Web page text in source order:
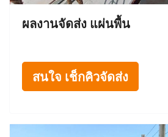
ผลงานจัดส่ง แผ่นพื้น
สนใจ เช็กคิวจัดส่ง